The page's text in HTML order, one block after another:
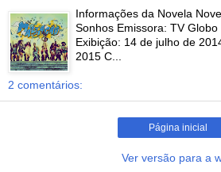
Informações da Novela
Sonhos Emissora: TV
Exibição: 14 de julho de
2015 C...
2 comentários:
Página inicial
Ver versão para a